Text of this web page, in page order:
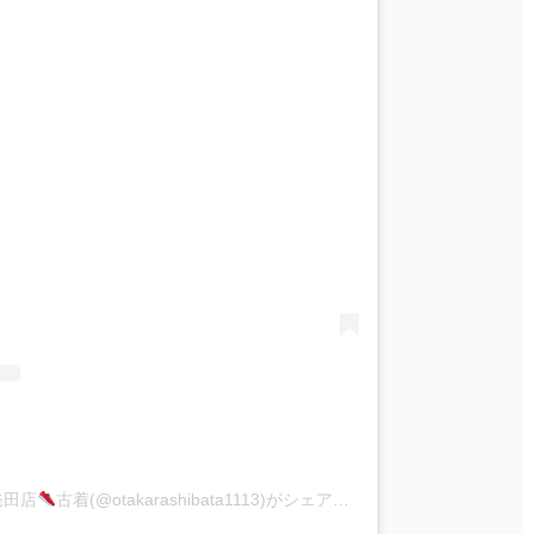
店 古着(@otakarashibata1113)がシェアした投稿